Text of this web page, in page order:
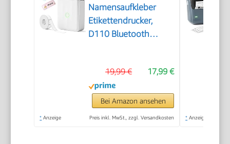
Namensaufkleber
Etikettendrucker,
D110 Bluetooth
17,99 €
19,99 €
Bei Amazon ansehen
* Anzeige Preis inkl. MwSt., zzgl. Versandkosten * Anzeige